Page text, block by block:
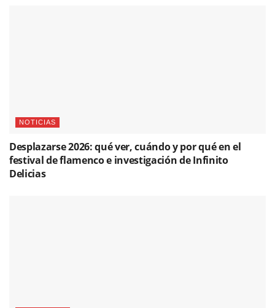
NOTICIAS
Desplazarse 2026: qué ver, cuándo y por qué en el
festival de flamenco e investigación de Infinito
Delicias